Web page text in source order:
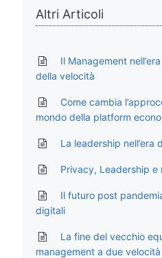
Altri Articoli
Il Management
della velocità
Come cambia
mondo della platform
La leadership nell’era
Privacy, Leadership e
Il futuro post
digitali
La fine del vecchio
management a due velocità